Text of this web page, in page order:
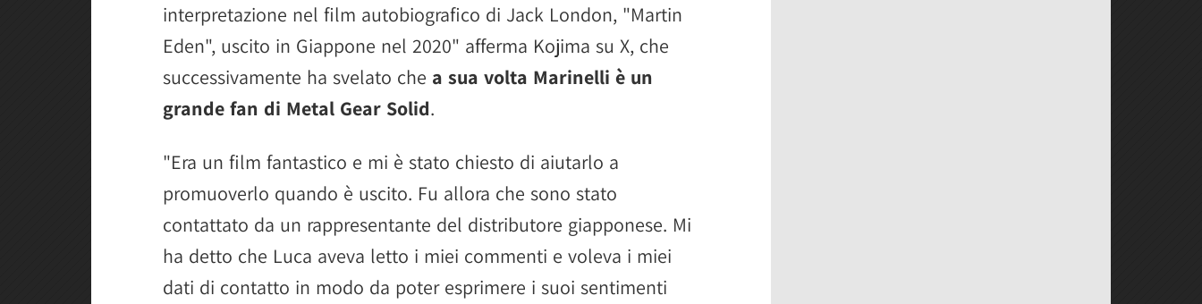
interpretazione nel film autobiografico di Jack London, "Martin
Eden", uscito in Giappone nel 2020" afferma Kojima su X, che
successivamente ha svelato che a sua volta Marinelli è un
grande fan di Metal Gear Solid.
"Era un film fantastico e mi è stato chiesto di aiutarlo a
promuoverlo quando è uscito. Fu allora che sono stato
contattato da un rappresentante del distributore giapponese. Mi
ha detto che Luca aveva letto i miei commenti e voleva i miei
dati di contatto in modo da poter esprimere i suoi sentimenti